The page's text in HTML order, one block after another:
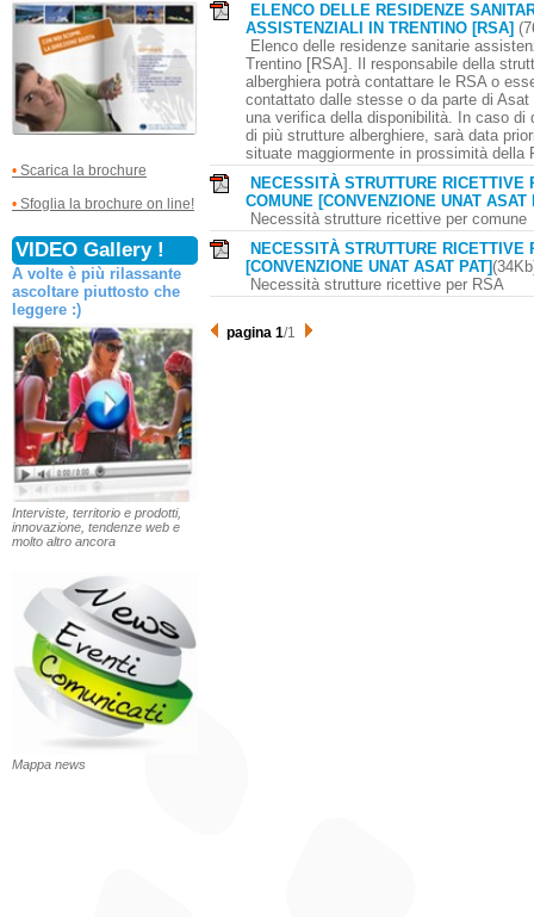
• Scarica la brochure
• Sfoglia la brochure on line!
VIDEO Gallery !
A volte è più rilassante
ascoltare piuttosto che
leggere :)
Interviste, territorio e prodotti,
innovazione, tendenze web e
molto altro ancora
Mappa news
ELENCO DELLE RESIDENZE
ASSISTENZIALI IN TRENTINO [RSA]
Elenco delle residenze sanitarie
Trentino [RSA]. Il responsabile della
alberghiera potrà contattare le RSA o
contattato dalle stesse o da parte di Asat
una verifica della disponibilità. In caso di
di più strutture alberghiere, sarà data
situate maggiormente in prossimità della
NECESSITÀ STRUTTURE RICETTIVE
COMUNE [CONVENZIONE UNAT ASAT
Necessità strutture ricettive per comune
NECESSITÀ STRUTTURE RICETTIVE
[CONVENZIONE UNAT ASAT PAT]
Necessità strutture ricettive per RSA
pagina 1/1